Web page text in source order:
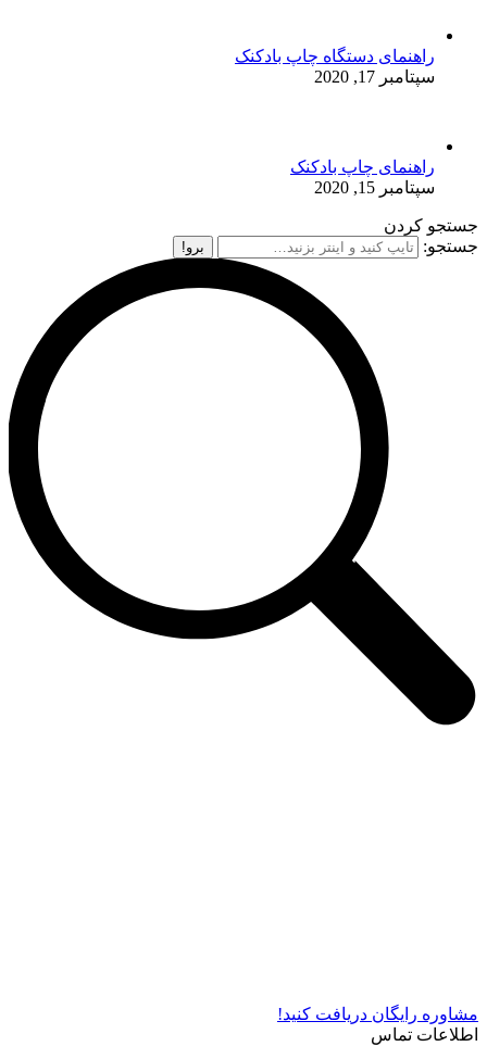
راهنمای دستگاه چاپ بادکنک
سپتامبر 17, 2020
راهنمای چاپ بادکنک
سپتامبر 15, 2020
جستجو کردن
جستجو:
مشاوره رایگان دریافت کنید!
اطلاعات تماس